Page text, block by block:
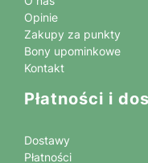
Opinie
Zakupy za punkty
Bony upominkowe
Kontakt
Płatności i
Dostawy
Płatności